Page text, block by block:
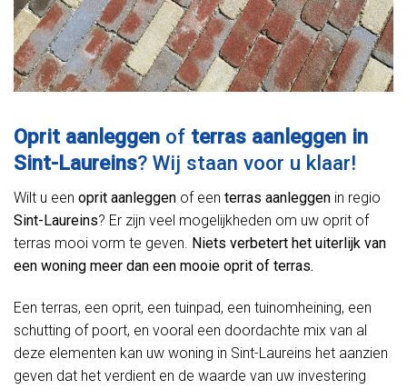
Oprit aanleggen of terras aanleggen in
Sint-Laureins? Wij staan voor u klaar!
Wilt u een oprit aanleggen of een terras aanleggen in regio
Sint-Laureins? Er zijn veel mogelijkheden om uw oprit of
terras mooi vorm te geven. Niets verbetert het uiterlijk van
een woning meer dan een mooie oprit of terras.
Een terras, een oprit, een tuinpad, een tuinomheining, een
schutting of poort, en vooral een doordachte mix van al
deze elementen kan uw woning in Sint-Laureins het aanzien
geven dat het verdient en de waarde van uw investering